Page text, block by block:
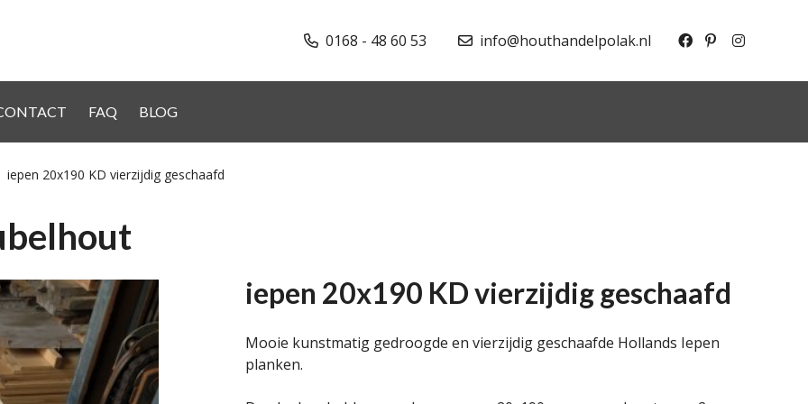
0168 - 48 60 53 info@houthandelpolak.nl
FAQ BLOG
iepen 20x190 KD vierzijdig geschaafd
iepen 20x190 KD vierzijdig geschaafd
Mooie kunstmatig gedroogde en vierzijdig geschaafde Hollands Iepen
planken.